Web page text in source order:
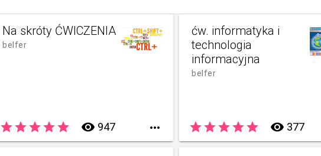
Na skróty ĆWICZENIA
belfer
starstarstarstarstar remove_red_eye 947 
ćw. informatyka i
technologia
informacyjna
belfer
starstarstarstarstar remove_red_eye 377